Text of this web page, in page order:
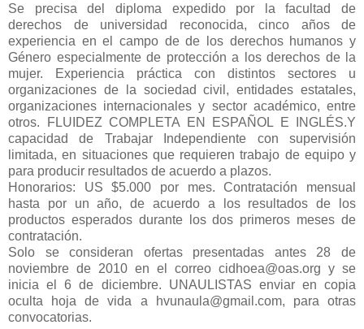
Se precisa del diploma expedido por la facultad de
derechos de universidad reconocida, cinco años de
experiencia en el campo de de los derechos humanos y
Género especialmente de protección a los derechos de la
mujer. Experiencia práctica con distintos sectores u
organizaciones de la sociedad civil, entidades estatales,
organizaciones internacionales y sector académico, entre
otros. FLUIDEZ COMPLETA EN ESPAÑOL E INGLÉS.Y
capacidad de Trabajar Independiente con supervisión
limitada, en situaciones que requieren trabajo de equipo y
para producir resultados de acuerdo a plazos.
Honorarios: US $5.000 por mes. Contratación mensual
hasta por un año, de acuerdo a los resultados de los
productos esperados durante los dos primeros meses de
contratación.
Solo se consideran ofertas presentadas antes 28 de
noviembre de 2010 en el correo cidhoea@oas.org y se
inicia el 6 de diciembre. UNAULISTAS enviar en copia
oculta hoja de vida a hvunaula@gmail.com, para otras
convocatorias.